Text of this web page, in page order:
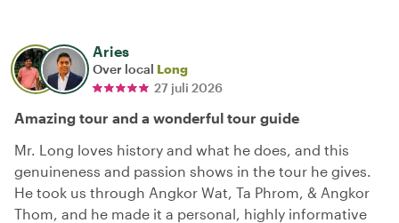
Aries
Over local Long
27 juli 2026
Amazing tour and a wonderful tour guide
Mr. Long loves history and what he does, and this
genuineness and passion shows in the tour he gives.
He took us through Angkor Wat, Ta Phrom, & Angkor
Thom, and he made it a personal, highly informative